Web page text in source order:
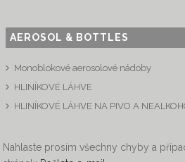
AEROSOL & BOTTLES
Monoblokové aerosolové nádoby
HLINÍKOVÉ LÁHVE
HLINÍKOVÉ LÁHVE NA PIVO A
Nahlaste prosím všechny chyby a